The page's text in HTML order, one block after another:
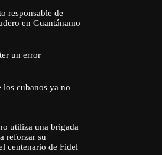
responsable de
en Guantánamo
un error
cubanos ya no
utiliza una brigada
reforzar su
centenario de Fidel